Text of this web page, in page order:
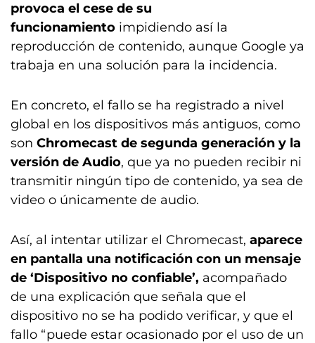
provoca el cese de su
funcionamiento impidiendo así la
reproducción de contenido, aunque Google ya
trabaja en una solución para la incidencia.
En concreto, el fallo se ha registrado a nivel
global en los dispositivos más antiguos, como
son Chromecast de segunda generación y la
versión de Audio, que ya no pueden recibir ni
transmitir ningún tipo de contenido, ya sea de
video o únicamente de audio.
Así, al intentar utilizar el Chromecast, aparece
en pantalla una notificación con un mensaje
de ‘Dispositivo no confiable’, acompañado
de una explicación que señala que el
dispositivo no se ha podido verificar, y que el
fallo “puede estar ocasionado por el uso de un